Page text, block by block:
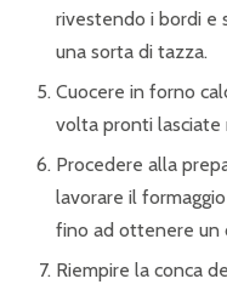
rivestendo i bordi e
una sorta di tazza.
Cuocere in forno
volta pronti
Procedere alla
lavorare il
fino ad ottenere un
Riempire la conca